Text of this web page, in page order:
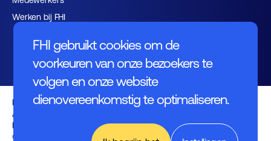
FHI gebruikt cookies om de
voorkeuren van onze bezoekers te
volgen en onze website
dienovereenkomstig te optimaliseren.
Werken bij FHI
Privacybeleid
Algemene voorwaarden
Disclaimer
© FHI 2026